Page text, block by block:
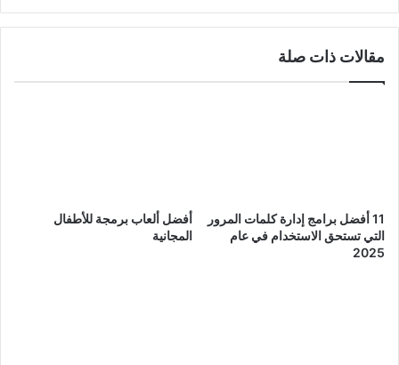
مقالات ذات صلة
11 أفضل برامج إدارة كلمات المرور
التي تستحق الاستخدام في عام
2025
أفضل ألعاب برمجة للأطفال
المجانية